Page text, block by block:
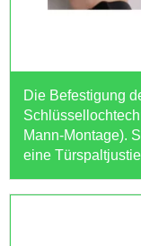
Die Befestigung
Mann-Montage).
eine